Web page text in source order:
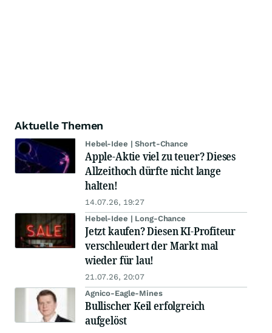
Aktuelle Themen
Hebel-Idee | Short-Chance
Apple-Aktie viel zu teuer? Dieses
Allzeithoch dürfte nicht lange
halten!
14.07.26, 19:27
Hebel-Idee | Long-Chance
Jetzt kaufen? Diesen KI-Profiteur
verschleudert der Markt mal
wieder für lau!
21.07.26, 20:07
Agnico-Eagle-Mines
Bullischer Keil erfolgreich
aufgelöst